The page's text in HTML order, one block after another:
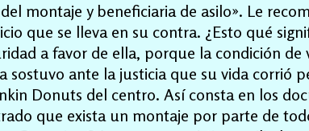
montaje y beneficiaria de asilo». Le
que se lleva en su contra. ¿Esto qué
a favor de ella, porque la condición de
sostuvo ante la justicia que su vida corrió
Donuts del centro. Así consta en los
que exista un montaje por parte de